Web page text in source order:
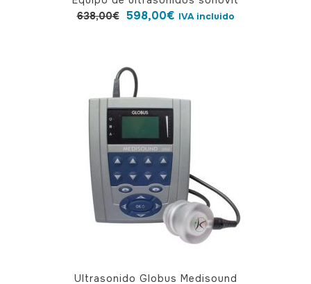
638,00€ El
era:
638,00€.
598,00€ElIVA incluido
Ultrasonido Globus Medisound